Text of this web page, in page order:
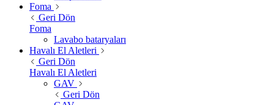
Foma
Geri Dön
Foma
Lavabo bataryaları
Havalı El Aletleri
Geri Dön
Havalı El Aletleri
GAV
Geri Dön